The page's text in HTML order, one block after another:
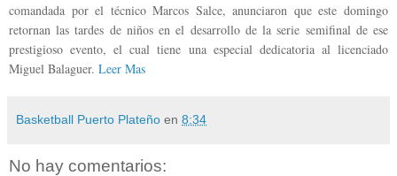
comandada por el técnico Marcos Salce, anunciaron que este domingo
retornan las tardes de niños en el desarrollo de la serie semifinal de ese
prestigioso evento, el cual tiene una especial dedicatoria al licenciado
Miguel Balaguer. Leer Mas
Basketball Puerto Plateño en 8:34
No hay comentarios: